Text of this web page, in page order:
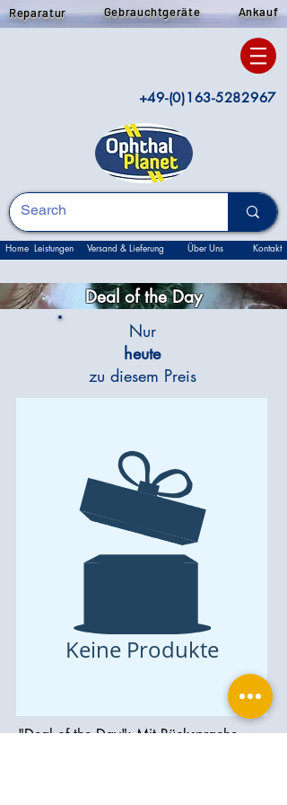
Reparatur Gebrauchtgeräte Ankauf
+49-(0)163-5282967
Home Leistungen Versand & Lieferung Über Uns Kontakt
Deal of the Day
Nur
heute
zu diesem Preis
Keine Produkte
"Deal of the Day": Mit Rücksprache